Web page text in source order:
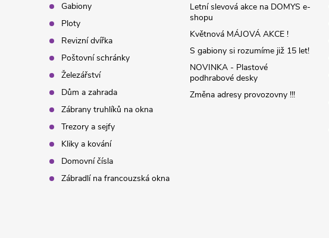
Gabiony
Ploty
Revizní dvířka
Poštovní schránky
Železářství
Dům a zahrada
Zábrany truhlíků na okna
Trezory a sejfy
Kliky a kování
Domovní čísla
Zábradlí na francouzská okna
Letní slevová akce na DOMYS e-
shopu
Květnová MÁJOVÁ AKCE !
S gabiony si rozumíme již 15 let!
NOVINKA - Plastové
podhrabové desky
Změna adresy provozovny !!!